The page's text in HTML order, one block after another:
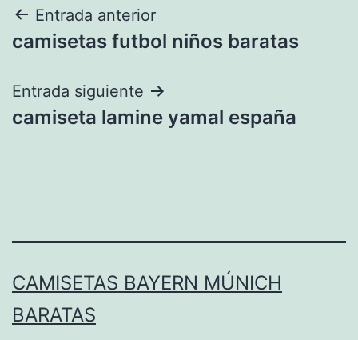
Navegación
de
entradas
Entrada anterior
camisetas futbol niños baratas
Entrada siguiente
camiseta lamine yamal españa
CAMISETAS BAYERN MÚNICH
BARATAS